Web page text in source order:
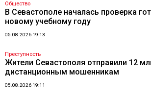
Общество
В Севастополе началась проверка
новому учебному году
05.08.2026 19:13
Преступность
Жители Севастополя отправили 12
дистанционным мошенникам
05.08.2026 19:11